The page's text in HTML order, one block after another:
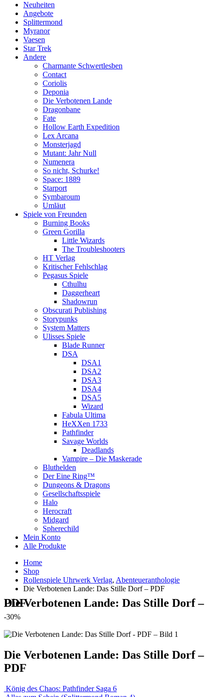
Neuheiten
Angebote
Splittermond
Myranor
Vaesen
Star Trek
Andere
Charmante Schwertlesben
Contact
Coriolis
Deponia
Die Verbotenen Lande
Dragonbane
Fate
Hollow Earth Expedition
Lex Arcana
Monsterjagd
Mutant: Jahr Null
Numenera
So nicht, Schurke!
Space: 1889
Starport
Symbaroum
Umläut
Spiele von Freunden
Burning Books
Green Gorilla
Little Wizards
The Troubleshooters
HT Verlag
Kritischer Fehlschlag
Pegasus Spiele
Cthulhu
Daggerheart
Shadowrun
Obscurati Publishing
Storypunks
System Matters
Ulisses Spiele
Blade Runner
DSA
DSA1
DSA2
DSA3
DSA4
DSA5
Wizard
Fabula Ultima
HeXXen 1733
Pathfinder
Savage Worlds
Deadlands
Vampire – Die Maskerade
Bluthelden
Der Eine Ring™
Dungeons & Dragons
Gesellschaftsspiele
Halo
Herocraft
Midgard
Spherechild
Mein Konto
Alle Produkte
Home
Shop
Rollenspiele Uhrwerk Verlag, Abenteueranthologie
Die Verbotenen Lande: Das Stille Dorf – PDF
Die Verbotenen Lande: Das Stille Dorf – PDF
-30%
Die Verbotenen Lande: Das Stille Dorf –
PDF
König des Chaos: Pathfinder Saga 6